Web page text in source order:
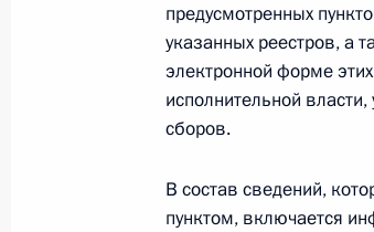
Федеральный
О ратификации
Министров Киргизской
26 июля 2026 года
предусмотренных
указанных реестров, а
электронной форме
исполнительной
сборов.
В состав сведений,
пунктом, включается